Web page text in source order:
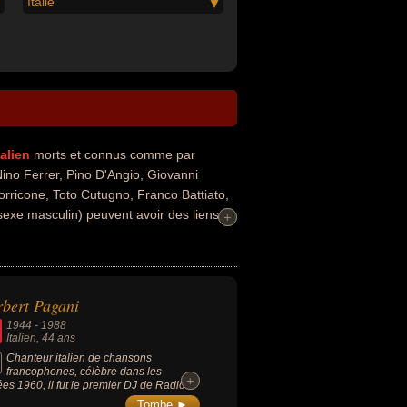
morts et connus comme par
Ferrer, Pino D'Angio, Giovanni
Toto Cutugno, Franco Battiato,
masculin) peuvent avoir des liens
célébrités peuvent également avoir
de musique classique,
En ce qui concerne leurs nationalités
+
+
Pagani
1944 -1988
Italien, 44 ans
Chanteur italien de chansons
francophones, célèbre dans les
1960, il fut le premier DJ de Radio
Carlo.
+
+